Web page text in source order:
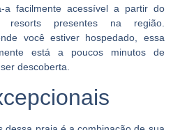
a facilmente acessível a partir do
presentes na região.
você estiver hospedado, essa
está a poucos minutos de
descoberta.